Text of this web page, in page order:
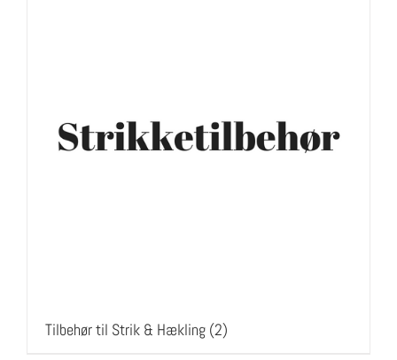
Tilbehør til Strik & Hækling (2)